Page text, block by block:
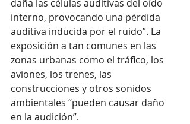
daña las células auditivas del oído
interno, provocando una pérdida
auditiva inducida por el ruido”. La
exposición a tan comunes en las
zonas urbanas como el tráfico, los
aviones, los trenes, las
construcciones y otros sonidos
ambientales “pueden causar daño
en la audición”.